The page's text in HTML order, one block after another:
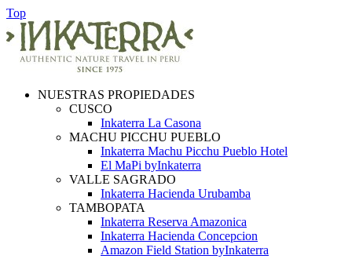
Top
NUESTRAS PROPIEDADES
CUSCO
Inkaterra La Casona
MACHU PICCHU PUEBLO
Inkaterra Machu Picchu Pueblo Hotel
El MaPi byInkaterra
VALLE SAGRADO
Inkaterra Hacienda Urubamba
TAMBOPATA
Inkaterra Reserva Amazonica
Inkaterra Hacienda Concepcion
Amazon Field Station byInkaterra